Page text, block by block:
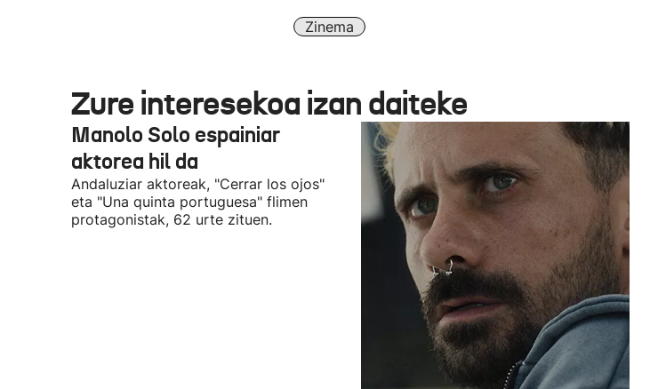
Zinema
Zure interesekoa izan daiteke
Manolo Solo espainiar
aktorea hil da
Andaluziar aktoreak, "Cerrar los ojos"
eta "Una quinta portuguesa" flimen
protagonistak, 62 urte zituen.